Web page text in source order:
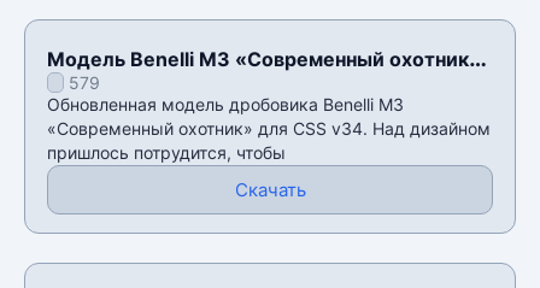
Модель Benelli M3 «Современный охотник»
для CSS v34
579
Обновленная модель дробовика Benelli M3
«Современный охотник» для CSS v34. Над дизайном
пришлось потрудится, чтобы
Скачать